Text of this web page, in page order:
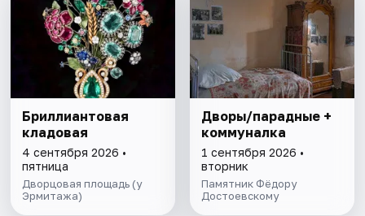
Бриллиантовая
кладовая
4 сентября 2026 •
пятница
Дворцовая площадь (у
Эрмитажа)
Дворы/парадные +
коммуналка
1 сентября 2026 •
вторник
Памятник Фёдору
Достоевскому